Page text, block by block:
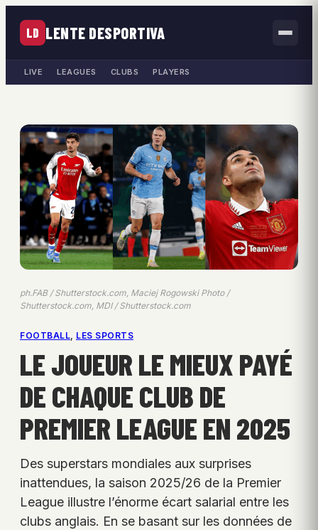
LD LENTE DESPORTIVA
LIVE LEAGUES CLUBS PLAYERS
ph.FAB / Shutterstock.com, Maciej Rogowski Photo /
Shutterstock.com, MDI / Shutterstock.com
FOOTBALL, LES SPORTS
LE JOUEUR LE MIEUX PAYÉ
DE CHAQUE CLUB DE
PREMIER LEAGUE EN 2025
Des superstars mondiales aux surprises
inattendues, la saison 2025/26 de la Premier
League illustre l’énorme écart salarial entre les
clubs anglais. En se basant sur les données de